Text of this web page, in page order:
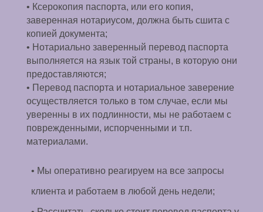
• Ксерокопия паспорта, или его копия,
заверенная нотариусом, должна быть сшита с
копией документа;
• Нотариально заверенный перевод паспорта
выполняется на язык той страны, в которую они
предоставляются;
• Перевод паспорта и нотариальное заверение
осуществляется только в том случае, если мы
уверенны в их подлинности, мы не работаем с
поврежденными, испорченными и т.п.
материалами.
• Мы оперативно реагируем на все запросы
клиента и работаем в любой день недели;